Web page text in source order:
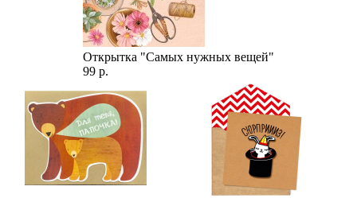
Открытка "Самых нужных вещей"
99 р.